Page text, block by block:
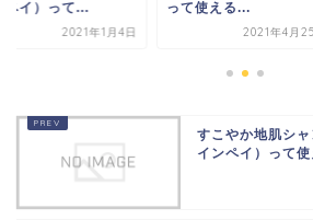
使える...
2021年4月25日
って使えるの？
2020年8月
すこやか地肌シ
インペイ）って使